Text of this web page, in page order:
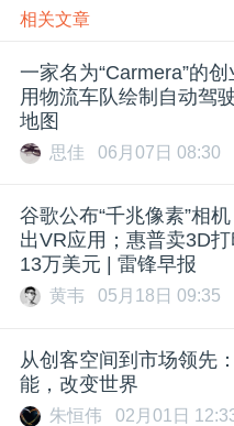
相关文章
一家名为“Carmera”的
用物流车队绘制自动驾
地图
思佳 06月07日 08:30
谷歌公布“千兆像素”相
出VR应用；惠普卖3D
13万美元 | 雷锋早报
黄韦 05月18日 09:35
从创客空间到市场领先
能，改变世界
朱恒伟 02月01日